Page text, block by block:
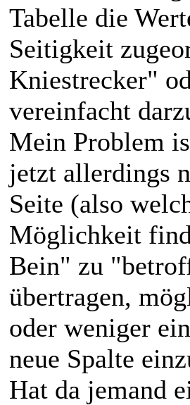
Tabelle die
Seitigkeit
Kniestrecker"
vereinfacht
Mein Problem
jetzt allerdings
Seite (also
Möglichkeit
Bein" zu
übertragen,
oder weniger
neue Spalte
Hat da jemand